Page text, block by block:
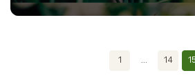
1 ... 14 15